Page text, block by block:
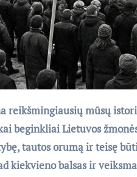
reikšmingiausių mūsų
beginkliai Lietuvos
tautos orumą ir teisę
kiekvieno balsas ir